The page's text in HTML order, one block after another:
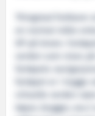
Thingstad
DP på broen.
verden som vises
fartøyets
fartøyet er i trygge
virtuelle verden
bøyer, brygger,